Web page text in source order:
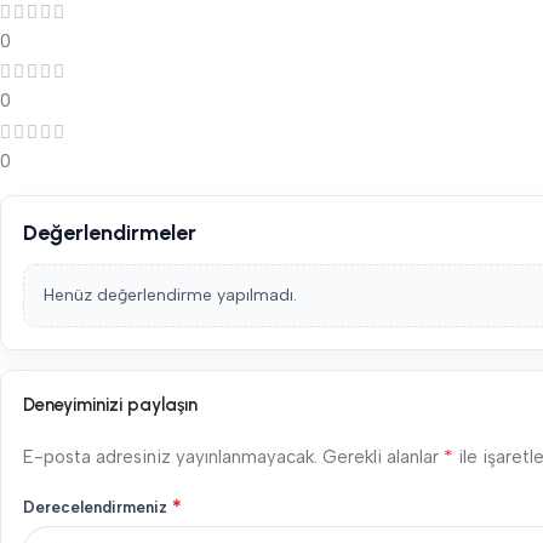
0
0
0
Değerlendirmeler
Henüz değerlendirme yapılmadı.
Deneyiminizi paylaşın
E-posta adresiniz yayınlanmayacak. Gerekli alanlar * ile
Derecelendirmeniz *